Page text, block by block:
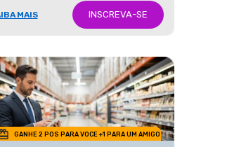
MAIS INSCREVA-SE
GANHE 2 POS PARA VOCE +1 PARA UM AMIGO